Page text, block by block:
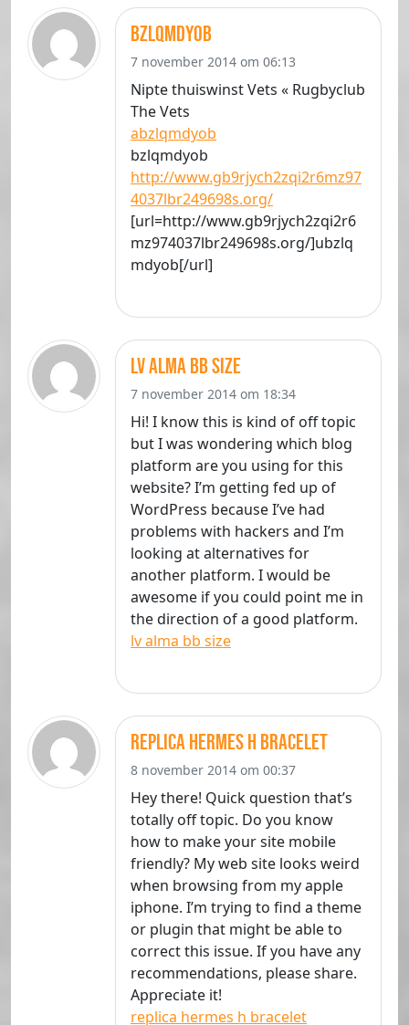
bzlqmdyob
7 november 2014 om 06:13
Nipte thuiswinst Vets « Rugbyclub
The Vets
abzlqmdyob
bzlqmdyob
http://www.gb9rjych2zqi2r6mz97
4037lbr249698s.org/
[url=http://www.gb9rjych2zqi2r6
mz974037lbr249698s.org/]ubzlq
mdyob[/url]
lv alma bb size
7 november 2014 om 18:34
Hi! I know this is kind of off topic
but I was wondering which blog
platform are you using for this
website? I’m getting fed up of
WordPress because I’ve had
problems with hackers and I’m
looking at alternatives for
another platform. I would be
awesome if you could point me in
the direction of a good platform.
lv alma bb size
replica hermes h bracelet
8 november 2014 om 00:37
Hey there! Quick question that’s
totally off topic. Do you know
how to make your site mobile
friendly? My web site looks weird
when browsing from my apple
iphone. I’m trying to find a theme
or plugin that might be able to
correct this issue. If you have any
recommendations, please share.
Appreciate it!
replica hermes h bracelet